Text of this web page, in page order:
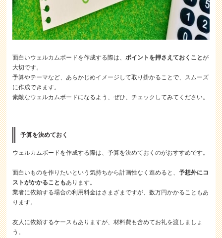
面白いウェルカムボードを作成する際は、ポイントを押さえておくことが
大切です。
予算やテーマなど、あらかじめイメージして取り掛かることで、スムーズ
に作成できます。
素敵なウェルカムボードになるよう、ぜひ、チェックしてみてください。
予算を決めておく
ウェルカムボードを作成する際は、予算を決めておくのがおすすめです。
面白いものを作りたいという気持ちから計画性なく進めると、予想外にコ
ストがかかることもあります。
業者に依頼する場合の利用料金はさまざまですが、数万円かかることもあ
ります。
友人に依頼するケースもありますが、材料費も含めてお礼を渡しましょ
う。